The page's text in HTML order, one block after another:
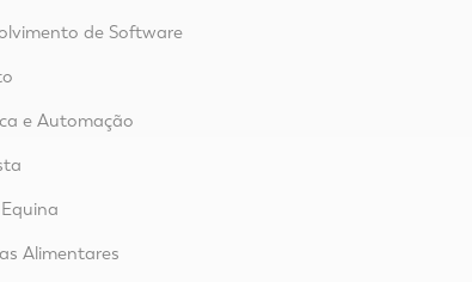
de Software
e Automação
Alimentares